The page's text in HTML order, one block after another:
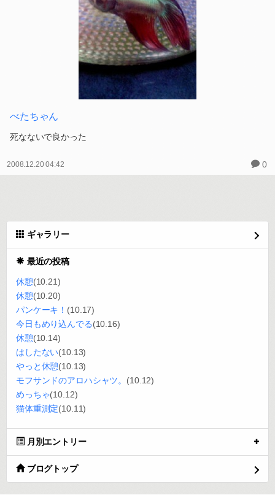
べたちゃん
死なないで良かった
2008.12.20 04:42 0
ギャラリー
最近の投稿
休憩(10.21)
休憩(10.20)
パンケーキ！ (10.17)
今日もめり込んでる(10.16)
休憩(10.14)
はしたない(10.13)
やっと休憩(10.13)
モフサンドのアロハシャツ。 (10.12)
めっちゃ(10.12)
猫体重測定(10.11)
月別エントリー
ブログトップ